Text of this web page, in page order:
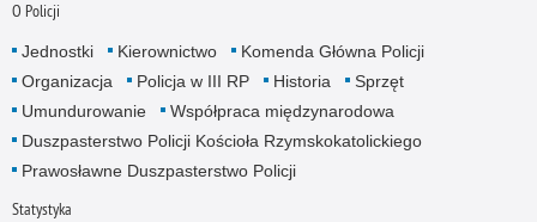
O Policji
Jednostki Kierownictwo
Komenda Główna Policji
Organizacja
Policja w III RP Historia
Sprzęt
Umundurowanie
Współpraca międzynarodowa
Duszpasterstwo Policji Kościoła Rzymskokatolickiego
Prawosławne Duszpasterstwo Policji
Statystyka